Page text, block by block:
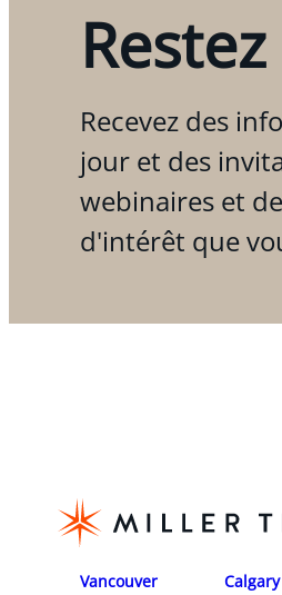
Recevez des
jour et des
webinaires et
d'intérêt que
Vancouver Calgary